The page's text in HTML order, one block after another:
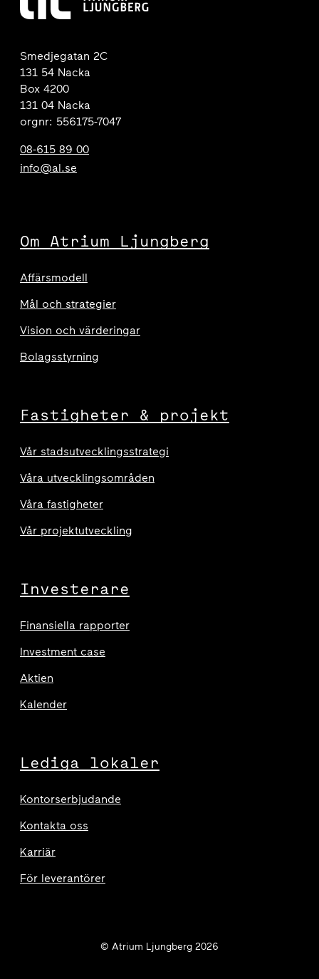
Smedjegatan 2C
131 54 Nacka
Box 4200
131 04 Nacka
orgnr: 556175-7047
08-615 89 00
info@al.se
Om Atrium Ljungberg
Affärsmodell
Mål och strategier
Vision och värderingar
Bolagsstyrning
Fastigheter & projekt
Vår stadsutvecklingsstrategi
Våra utvecklingsområden
Våra fastigheter
Vår projektutveckling
Investerare
Finansiella rapporter
Investment case
Aktien
Kalender
Lediga lokaler
Kontorserbjudande
Kontakta oss
Karriär
För leverantörer
© Atrium Ljungberg 2026